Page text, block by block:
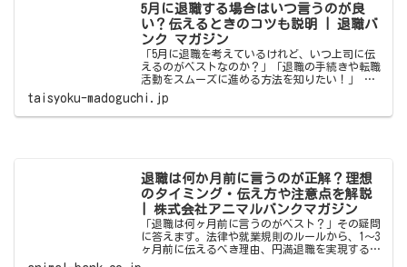
5月に退職する場合はいつ言うのが良
い？伝えるときのコツも説明 | 退職バ
ンク マガジン
「5月に退職を考えているけれど、いつ上司に伝
えるのがベストなのか？」「退職の手続きや転職
活動をスムーズに進める方法を知りたい！」 こ
のような悩みを抱えている方は少なくありませ
ん。結論、5月に退職を希望する場合は3月～4月
初旬までに伝えたり退
taisyoku-madoguchi.jp
退職は何か月前に言うのが正解？理想
のタイミング・伝え方や注意点を解説
| 株式会社アニマルバンクマガジン
「退職は何ヶ月前に言うのがベスト？」その疑問
に答えます。法律や就業規則のルールから、1〜3
ヶ月前に伝えるべき理由、円満退職を実現する5